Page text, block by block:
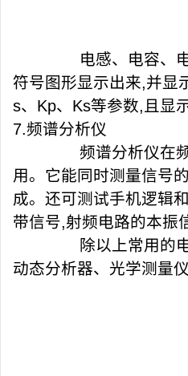
电感、电容、
符号图形显示出来,并显
s、 Kp、 Ks等参数, 且显
7.频谱分析仪
频谱分析仪在频
用。它能同时测量信号
成。还可测试手机逻辑
带信号,射频电路的本振
除以上常用的电
动态分析器、光学测量